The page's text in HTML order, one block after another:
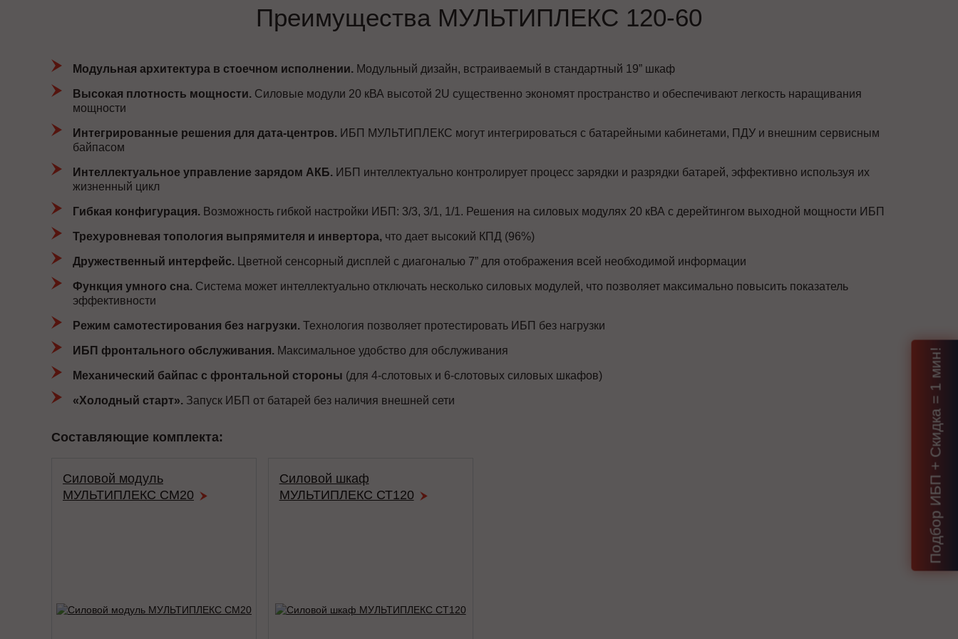
Преимущества МУЛЬТИПЛЕКС 120-60
Модульная архитектура в стоечном исполнении. Модульный дизайн, встраиваемый в стандартный 19” шкаф
Высокая плотность мощности. Силовые модули 20 кВА высотой 2U существенно экономят пространство и обеспечивают легкость наращивания
мощности
Интегрированные решения для дата-центров. ИБП МУЛЬТИПЛЕКС могут интегрироваться с батарейными кабинетами, ПДУ и внешним сервисным
байпасом
Интеллектуальное управление зарядом АКБ. ИБП интеллектуально контролирует процесс зарядки и разрядки батарей, эффективно используя их
жизненный цикл
Гибкая конфигурация. Возможность гибкой настройки ИБП: 3/3, 3/1, 1/1. Решения на силовых модулях 20 кВА с дерейтингом выходной мощности ИБП
Трехуровневая топология выпрямителя и инвертора, что дает высокий КПД (96%)
Дружественный интерфейс. Цветной сенсорный дисплей с диагональю 7” для отображения всей необходимой информации
Функция умного сна. Система может интеллектуально отключать несколько силовых модулей, что позволяет максимально повысить показатель
эффективности
Режим самотестирования без нагрузки. Технология позволяет протестировать ИБП без нагрузки
ИБП фронтального обслуживания. Максимальное удобство для обслуживания
Механический байпас с фронтальной стороны (для 4-слотовых и 6-слотовых силовых шкафов)
«Холодный старт». Запуск ИБП от батарей без наличия внешней сети
Составляющие комплекта:
Силовой модуль
МУЛЬТИПЛЕКС СМ20
Силовой шкаф
МУЛЬТИПЛЕКС СТ120
Подбор ИБП + Скидка = 1 мин!